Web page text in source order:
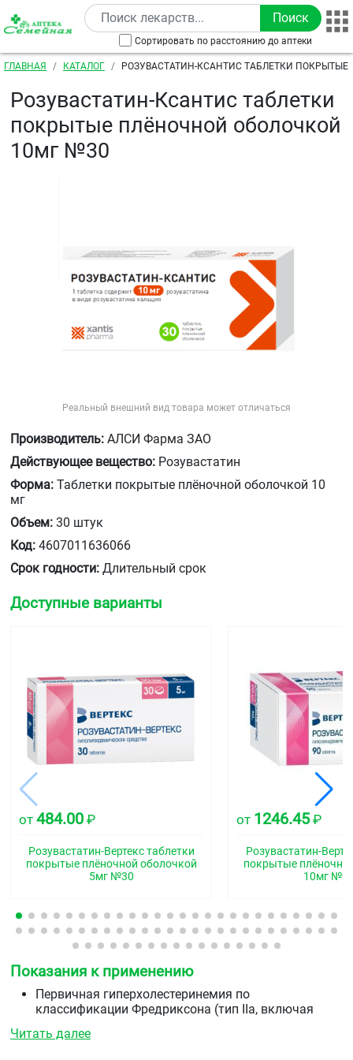
Перейти к основному содержанию
Сортировать по расстоянию до аптеки
Строка навигации
ГЛАВНАЯ КАТАЛОГ
РОЗУВАСТАТИН-КСАНТИС ТАБЛЕТКИ
Розувастатин-Ксантис таблетки
покрытые плёночной оболочкой
10мг №30
Реальный внешний вид товара может отличаться
Производитель: АЛСИ Фарма ЗАО
Действующее вещество: Розувастатин
Форма: Таблетки покрытые плёночной оболочкой 10
мг
Объем: 30 штук
Код: 4607011636066
Срок годности: Длительный срок
Доступные варианты
от 484.00 ₽
Розувастатин-Вертекс таблетки
покрытые плёночной оболочкой
5мг №30
от 1246.45₽
Розувастатин-
покрытые
10мг
Показания к применению
Первичная гиперхолестеринемия по
классификации Фредриксона (тип IIа, включая
или смешанная гиперхолестеринемия (тип IIb) в
Читать далее